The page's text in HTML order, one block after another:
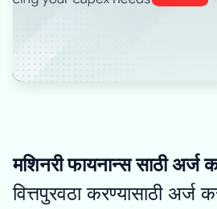
मशिनरी फायनान्स साठी अर्ज
वित्तपुरवठा करण्यासाठी अर्ज